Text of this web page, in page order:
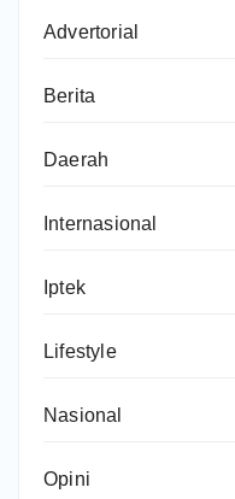
Advertorial
Berita
Daerah
Internasional
Iptek
Lifestyle
Nasional
Opini